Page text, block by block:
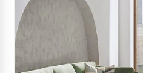
Линолеум
Кварц-винил (ПВХ плитка)